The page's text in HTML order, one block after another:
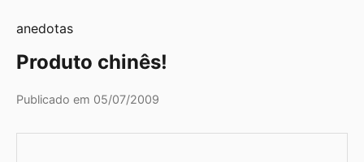
anedotas
Produto chinês!
Publicado em 05/07/2009